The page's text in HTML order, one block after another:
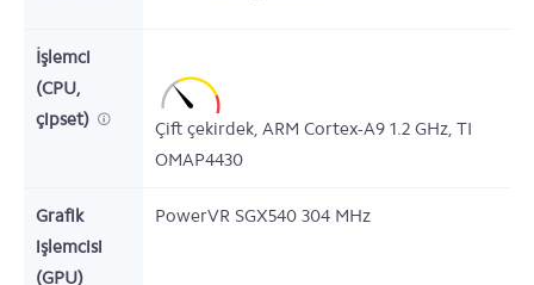
İşlemci
(CPU,
çipset)
Çift çekirdek, ARM Cortex-A9 1.2 GHz, TI
OMAP4430
Grafik
işlemcisi
(GPU)
PowerVR SGX540 304 MHz